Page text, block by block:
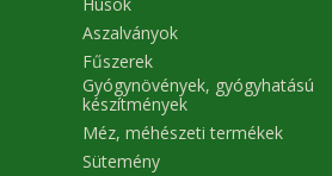
Aszalványok
Fűszerek
Gyógynövények, gyógyhatású
készítmények
Méz, méhészeti termékek
Sütemény